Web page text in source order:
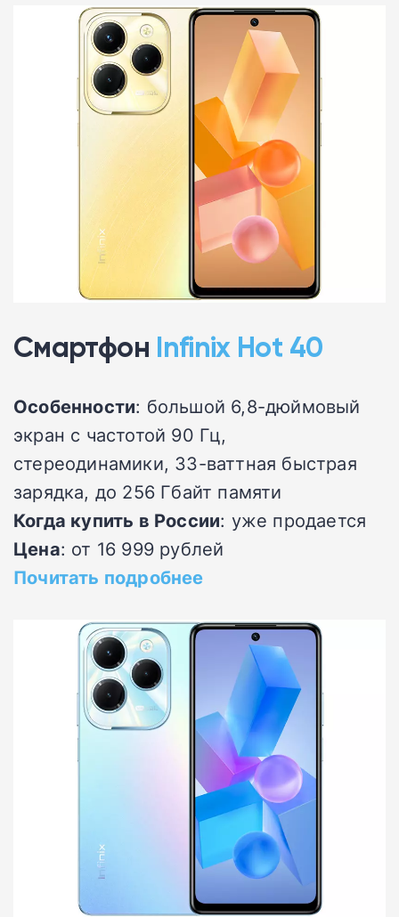
Смартфон Infinix Hot 40
Особенности: большой 6,8-дюймовый
экран с частотой 90 Гц,
стереодинамики, 33-ваттная быстрая
зарядка, до 256 Гбайт памяти
Когда купить в России: уже продается
Цена: от 16 999 рублей
Почитать подробнее